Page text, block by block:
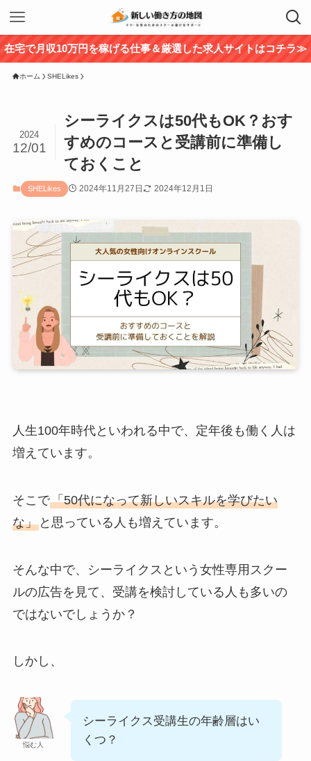
在宅で月収10万円を稼げる仕事＆厳選した求人サイトはコチラ≫
ホーム SHELikes
シーライクスは50代もOK？おす
すめのコースと受講前に準備し
ておくこと
2024
12/01
SHELikes 2024年11月27日 2024年12月1日
人生100年時代といわれる中で、定年後も働く人は
増えています。
そこで「50代になって新しいスキルを学びたい
な」と思っている人も増えています。
そんな中で、シーライクスという女性専用スクー
ルの広告を見て、受講を検討している人も多いの
ではないでしょうか？
しかし、
悩む人
シーライクス受講生の年齢層はい
くつ？